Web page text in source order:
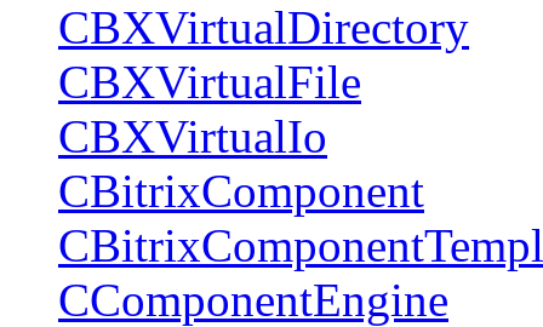
CBXVirtualDirectory
CBXVirtualFile
CBXVirtualIo
CBitrixComponent
CComponentEngine